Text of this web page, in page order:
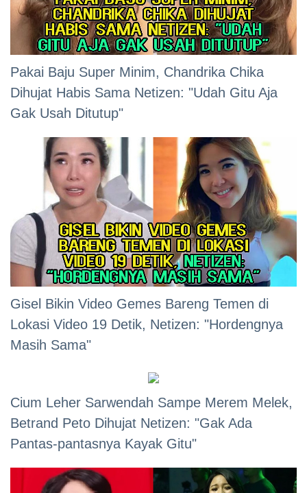
Pakai Baju Super Minim, Chandrika Chika
Dihujat Habis Sama Netizen: "Udah Gitu Aja
Gak Usah Ditutup"
Gisel Bikin Video Gemes Bareng Temen di
Lokasi Video 19 Detik, Netizen: "Hordengnya
Masih Sama"
Cium Leher Sarwendah Sampe Merem Melek,
Betrand Peto Dihujat Netizen: "Gak Ada
Pantas-pantasnya Kayak Gitu"